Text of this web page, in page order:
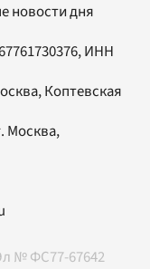
новости дня
ИНН
Коптевская
Москва,
№ ФС77-67642